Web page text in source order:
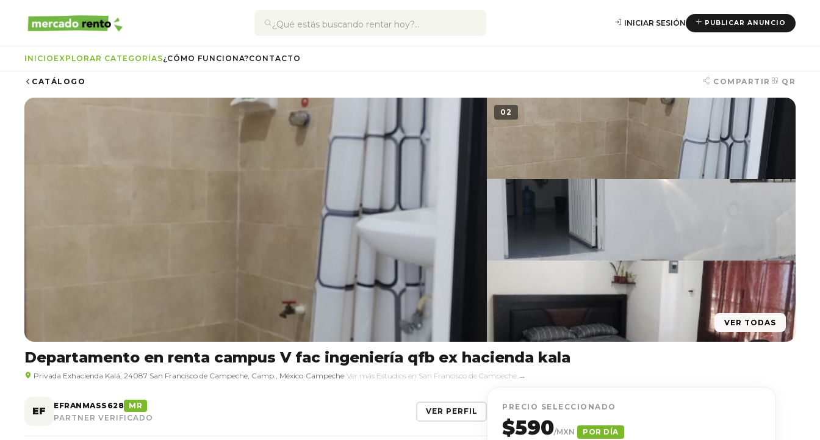
INICIAR SESIÓN PUBLICAR ANUNCIO
INICIO EXPLORAR CATEGORÍAS¿CÓMO FUNCIONA?CONTACTO
CATÁLOGO COMPARTIR QR
02
VER TODAS
Departamento en renta campus V fac ingeniería qfb ex hacienda kala
Privada Exhacienda Kalá, 24087 San Francisco de Campeche, Camp., México• Campeche•Ver más Estudios en San Francisco de Campeche →
EF EFRANMASS628 MR
PARTNER VERIFICADO
VER PERFIL PRECIO SELECCIONADO
$590/MXN POR DÍA